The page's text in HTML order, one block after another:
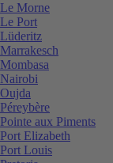
Le Morne
Le Port
Lüderitz
Marrakesch
Mombasa
Nairobi
Oujda
Péreybère
Pointe aux Piments
Port Elizabeth
Port Louis